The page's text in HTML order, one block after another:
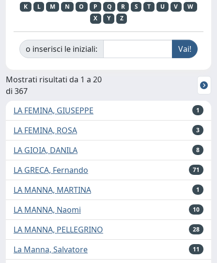
K
L M N O P Q R S T U V
W
X
Y Z
o inserisci le iniziali:
Mostrati risultati da 1 a 20
di 367
LA FEMINA, GIUSEPPE
1
LA FEMINA, ROSA 3
LA GIOIA, DANILA 8
LA GRECA, Fernando 71
LA MANNA, MARTINA 1
LA MANNA, Naomi 10
LA MANNA, PELLEGRINO 28
La Manna, Salvatore 11